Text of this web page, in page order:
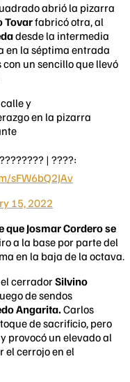
abrió la pizarra
Tovarfabricó otra, al
desde la intermedia
en la séptima entrada
un sencillo que llevó
y
en la pizarra
| ????:
sFW6bQ2JAv
15, 2022
que Josmar Cordero se
a la base por parte del
en la baja de la octava.
cerradorSilvino
de sendos
Angarita.Carlos
de sacrificio, pero
provocó un elevado al
el cerrojo en el